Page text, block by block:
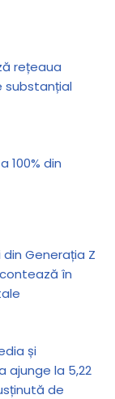
rețeaua
substanțial
100% din
Generația Z
în
și
ajunge la 5,22
de